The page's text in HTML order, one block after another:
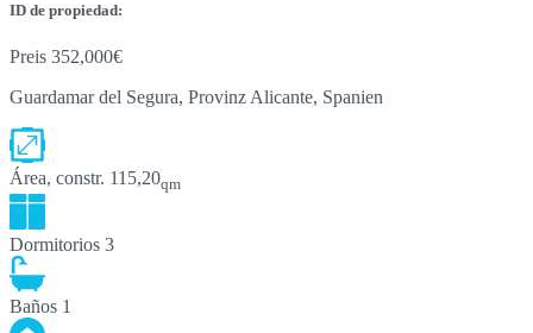
ID de propiedad:
Preis 352,000€
Guardamar del Segura, Provinz Alicante, Spanien
Área, constr. 115,20qm
Dormitorios 3
Baños 1